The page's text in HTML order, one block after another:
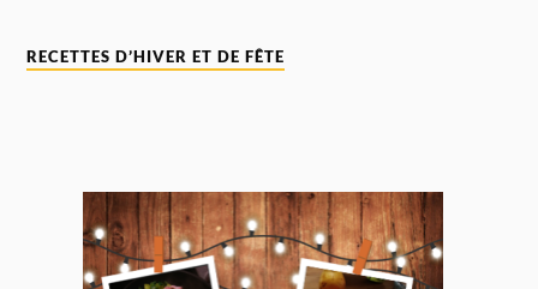
RECETTES D’HIVER ET DE FÊTE